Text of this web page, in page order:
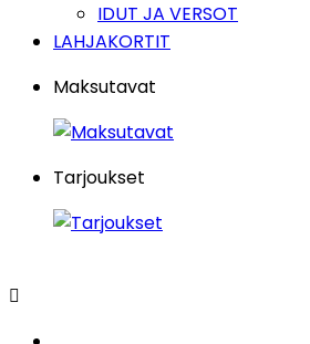
IDUT JA VERSOT
LAHJAKORTIT
Maksutavat
Tarjoukset
